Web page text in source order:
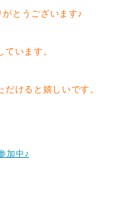
とうございます♪
ています。
けると嬉しいです。
加中♪